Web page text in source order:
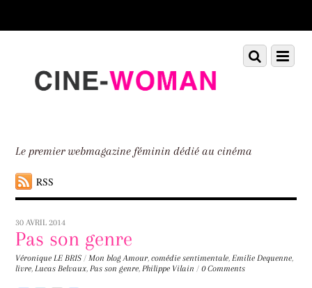
down
Le premier webmagazine féminin dédié au cinéma
RSS
Menu
Scroll
down
30 AVRIL 2014
Pas son genre
Véronique LE BRIS / Mon blog Amour,comédie sentimentale,Emilie Dequenne,
livre,Lucas Belvaux,Pas son genre,Philippe Vilain / 0 Comments